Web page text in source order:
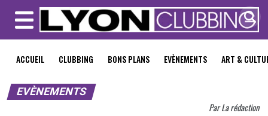
MENU
ACCUEIL CLUBBING BONS PLANS EVÈNEMENTS ART &
EVÈNEMENTS
ParLa rédaction